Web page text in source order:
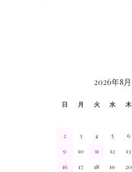
2026年8月
日 月 火 水 木
2
3 4 5 6
9
10 11 12 13
16
17 18 19 20